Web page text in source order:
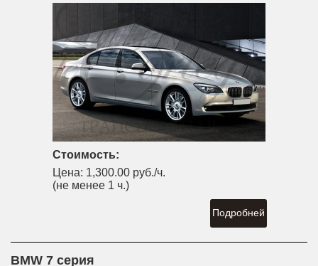
Стоимость:
Цена: 1,300.00 руб./ч.
(не менее 1 ч.)
Подробней
BMW 7 серия